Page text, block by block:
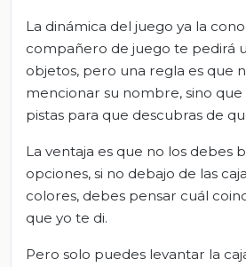
La dinámica del juego ya la
compañero de juego te pedirá
objetos, pero una regla es que
mencionar su nombre, sino
pistas para que descubras de
La ventaja es que no los debes
opciones, si no debajo de las
colores, debes pensar cuál
que yo te di.
Pero solo puedes levantar la